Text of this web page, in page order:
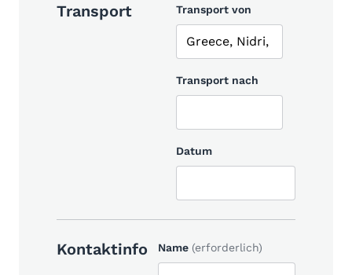
Transport Transport von
Transport nach
Datum
Kontaktinfo Name (erforderlich)